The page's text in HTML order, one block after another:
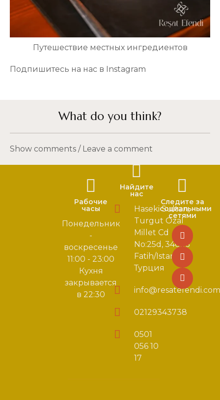
Путешествие местных ингредиентов
Подпишитесь на нас в Instagram
What do you think?
Show comments / Leave a comment
Рабочие
часы
Понедельник
-
воскресенье
11:00 - 23:00
Кухня
закрывается
в 22:30
Найдите
нас
Haseki Sultan,
Turgut Ozal
Millet Cd
No:25d, 34096
Fatih/Istanbul,
Турция
02129343738
0501
056 10
17
Следите за
социальными
сетями